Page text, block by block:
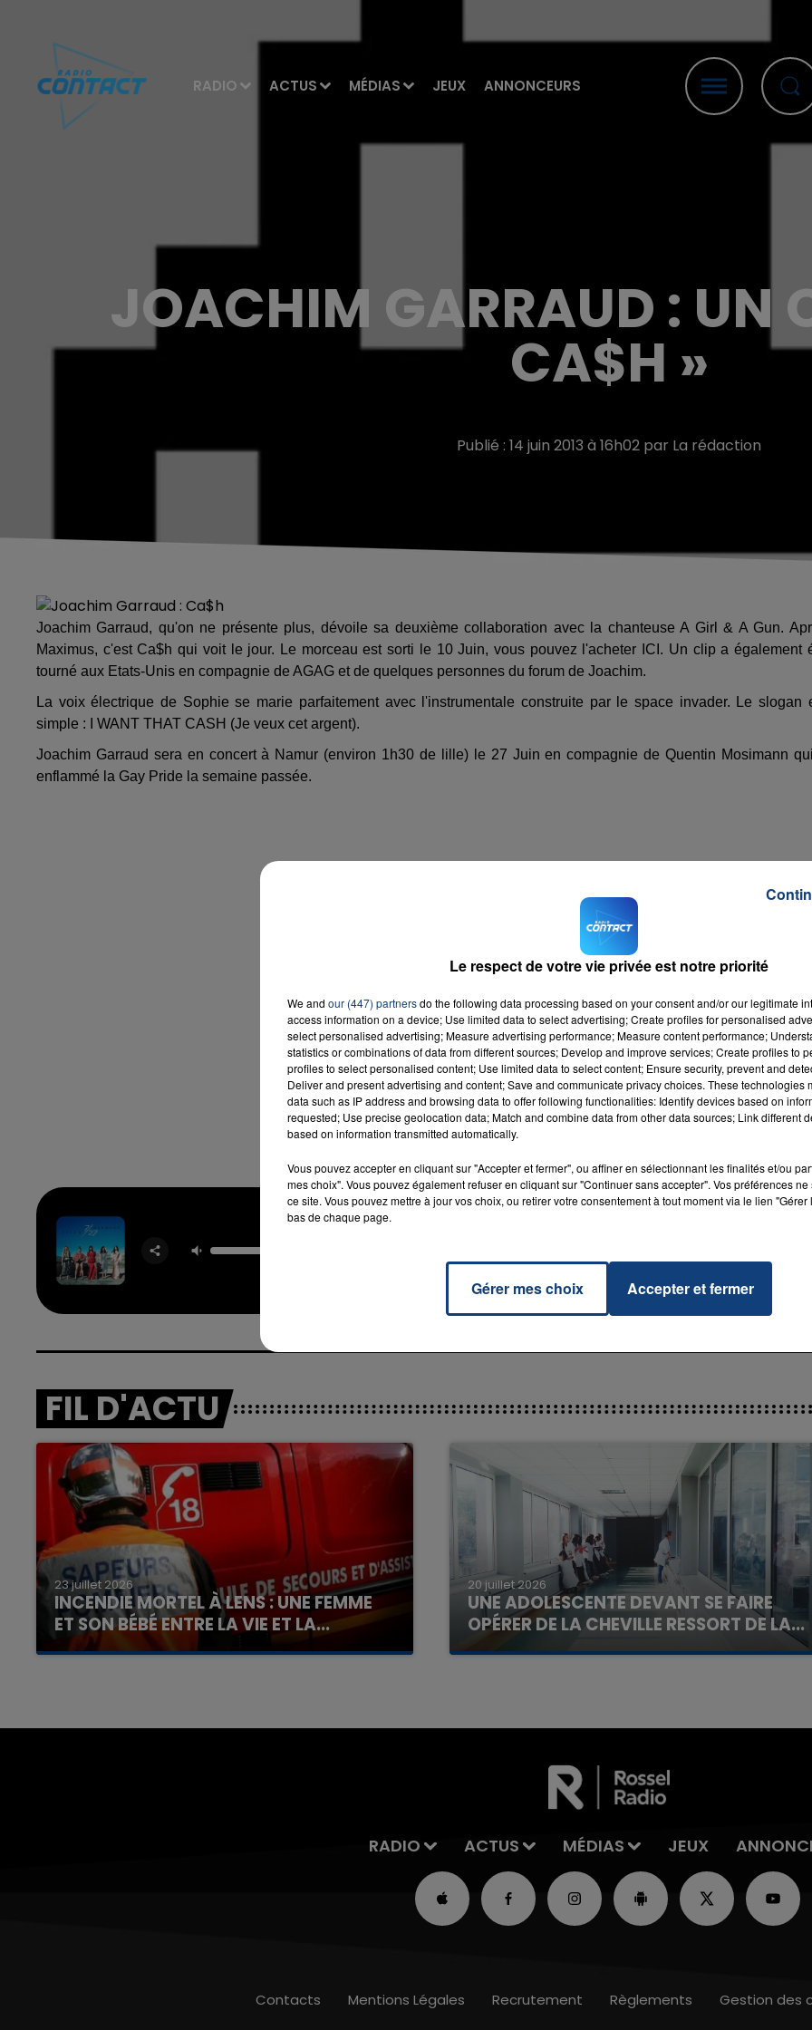
RADIO ACTUS MÉDIAS JEUX ANNONCEURS
16h00 - 20h00
LA TEAM DU WEEK-END
JOACHIM GARRAUD : UN
CA$H »
Publié : 14 juin 2013 à 16h02 par La rédaction
Joachim Garraud, qu'on ne présente plus, dévoile sa deuxième collaboration avec la chanteuse A Girl & A Gun.
Maximus, c'est Ca$h qui voit le jour. Le morceau est sorti le 10 Juin, vous pouvez l'acheter ICI. Un clip a également
tourné aux Etats-Unis en compagnie de AGAG et de quelques personnes du forum de Joachim.
La voix électrique de Sophie se marie parfaitement avec l'instrumentale construite par le space invader. Le slogan
simple : I WANT THAT CASH (Je veux cet argent).
Joachim Garraud sera en concert à Namur (environ 1h30 de lille) le 27 Juin en compagnie de Quentin Mosimann
enflammé la Gay Pride la semaine passée.
Work From
FIL D'ACTU
23 juillet 2026
INCENDIE MORTEL À LENS : UNE FEMME
ET SON BÉBÉ ENTRE LA VIE ET LA...
Un homme s'est immolé par le feu après avoir
20 juillet 2026
UNE ADOLESCENTE DEVANT SE FAIRE
OPÉRER DE LA CHEVILLE RESSORT DE LA...
La famille a porté plainte contre la clinique qui a
La Team du Week-end La Team du Week-end
RADIO ACTUS MÉDIAS JEUX
Contacts Mentions Légales Recrutement Règlements Gestion des
Le respect de votre vie privée est notre priorité
We and our (447) partnersdo the following data processing based on your consent and/or our legitimate
access information on a device; Use limited data to select advertising; Create profiles for personalised
select personalised advertising; Measure advertising performance; Measure content performance;
statistics or combinations of data from different sources; Develop and improve services; Create profiles to
profiles to select personalised content; Use limited data to select content; Ensure security, prevent and
Deliver and present advertising and content; Save and communicate privacy choices. These technologies
data such as IP address and browsing data to offer following functionalities: Identify devices based on
requested; Use precise geolocation data; Match and combine data from other data sources; Link different
based on information transmitted automatically.
Vous pouvez accepter en cliquant sur "Accepter et fermer", ou affiner en sélectionnant les finalités et/ou
mes choix". Vous pouvez également refuser en cliquant sur "Continuer sans accepter". Vos préférences
ce site. Vous pouvez mettre à jour vos choix, ou retirer votre consentement à tout moment via le lien
bas de chaque page.
Gérer mes choix Accepter et fermer